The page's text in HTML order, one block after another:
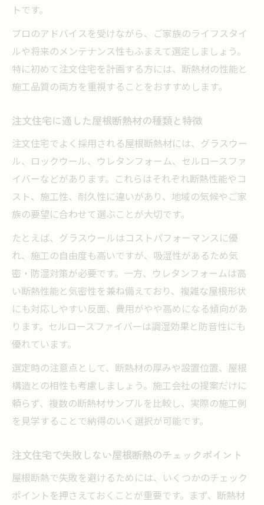
トです。
プロのアドバイスを受けながら、ご家族のライフスタイ
ルや将来のメンテナンス性もふまえて選定しましょう。
特に初めて注文住宅を計画する方には、断熱材の性能と
施工品質の両方を重視することをおすすめします。
注文住宅に適した屋根断熱材の種類と特徴
注文住宅でよく採用される屋根断熱材には、グラスウー
ル、ロックウール、ウレタンフォーム、セルロースファ
イバーなどがあります。これらはそれぞれ断熱性能やコ
スト、施工性、耐久性に違いがあり、地域の気候やご家
族の要望に合わせて選ぶことが大切です。
たとえば、グラスウールはコストパフォーマンスに優
れ、施工の自由度も高いですが、吸湿性があるため気
密・防湿対策が必要です。一方、ウレタンフォームは高
い断熱性能と気密性を兼ね備えており、複雑な屋根形状
にも対応しやすい反面、費用がやや高めになる傾向があ
ります。セルロースファイバーは調湿効果と防音性にも
優れています。
選定時の注意点として、断熱材の厚みや設置位置、屋根
構造との相性も考慮しましょう。施工会社の提案だけに
頼らず、複数の断熱材サンプルを比較し、実際の施工例
を見学することで納得のいく選択が可能です。
注文住宅で失敗しない屋根断熱のチェックポイント
屋根断熱で失敗を避けるためには、いくつかのチェック
ポイントを押さえておくことが重要です。まず、断熱材